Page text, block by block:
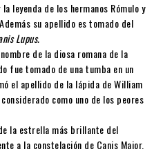
leyenda de los hermanos Rómulo y
su apellido es tomado del
Lupus.
de la diosa romana de la
fue tomado de una tumba en un
el apellido de la lápida de William
como uno de los peores
la estrella más brillante del
a la constelación de Canis Maior.